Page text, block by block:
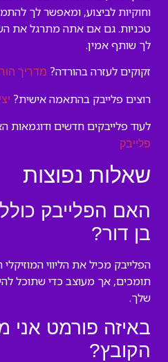
וחוקיות לביצוע, ומאפשר לך
טכניות. גם אם אתה מתרגל את
לך שותף אמין.
זקוקים לעזרה בהורדה? מדריך
רוצים פלייבק בהתאמה אישית?
לעוד פלייבקים חדשים ודוגמאות
פלייבק
שאלות נפוצות
האם הפלייבק
בן דור?
הפלייבק מכיל את הליווי
תומכים, אך מעוצב כדי שתוכל
שלך.
באיזה פורמט
הקובץ?